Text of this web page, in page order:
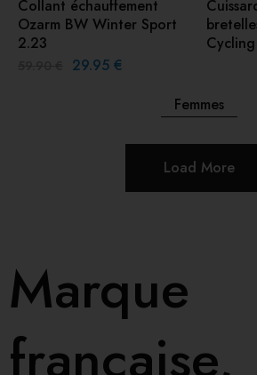
Collant échauffement
Ozarm BW Winter Sport
2.23
29.95 €
Cycling
Femmes
Load More
Marque